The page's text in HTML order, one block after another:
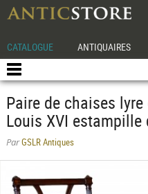
CATALOGUE ANTIQUAIRES
Paire de chaises
Louis XVI estampille
ParGSLR Antiques